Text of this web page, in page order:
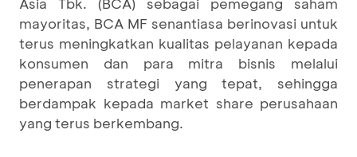
mayoritas, BCA MF senantiasa berinovasi untuk
terus meningkatkan kualitas pelayanan kepada
konsumen dan para mitra bisnis melalui
penerapan strategi yang tepat, sehingga
berdampak kepada market share perusahaan
yang terus berkembang.